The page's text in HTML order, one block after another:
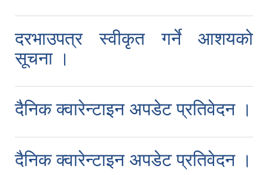
दरभाउपत्र स्वीकृत गर्ने आशयको
सूचना ।
दैनिक क्वारेन्टाइन अपडेट प्रतिवेदन ।
दैनिक क्वारेन्टाइन अपडेट प्रतिवेदन ।